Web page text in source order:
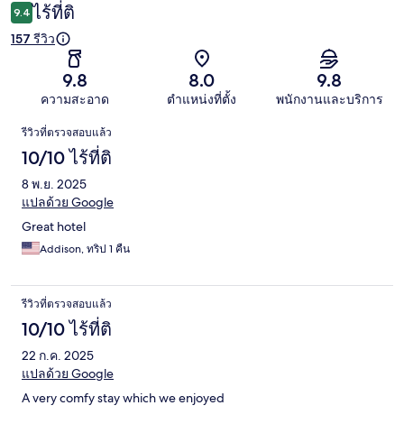
9.4 ไร้ที่ติ
157 รีวิว
9.8
ความสะอาด
8.0
ตำแหน่งที่ตั้ง
9.8
พนักงานและบริการ
รีวิว
รีวิวที่ตรวจสอบแล้ว
10/10 ไร้ที่ติ
8 พ.ย. 2025
แปลด้วย Google
Great hotel
Addison, ทริป 1 คืน
รีวิวที่ตรวจสอบแล้ว
10/10 ไร้ที่ติ
22 ก.ค. 2025
แปลด้วย Google
A very comfy stay which we enjoyed